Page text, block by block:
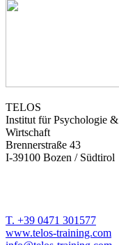
TELOS
Institut für Psychologie &
Wirtschaft
Brennerstraße 43
I-39100 Bozen / Südtirol
T. +39 0471 301577
www.telos-training.com